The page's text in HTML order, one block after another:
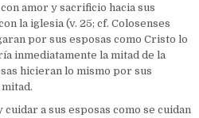
amor y sacrificio hacia sus
la iglesia (v. 25; cf. Colosenses
por sus esposas como Cristo lo
inmediatamente la mitad de la
hicieran lo mismo por sus
a sus esposas como se cuidan